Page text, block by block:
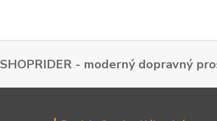
- moderný dopravný